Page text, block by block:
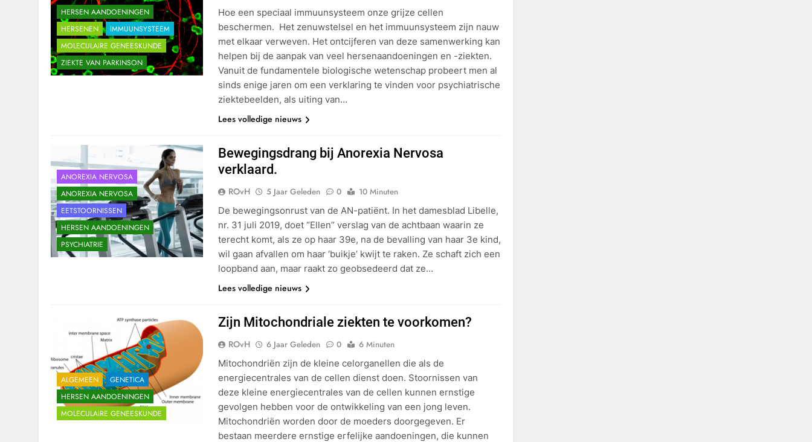
HERSEN AANDOENINGEN
HERSENEN
IMMUUNSYSTEEM
MOLECULAIRE GENEESKUNDE
ZIEKTE VAN PARKINSON
Hoe een speciaal immuunsysteem onze grijze cellen
beschermen. Het zenuwstelsel en het immuunsysteem zijn nauw
met elkaar verweven. Het ontcijferen van deze samenwerking kan
helpen bij de aanpak van veel hersenaandoeningen en -ziekten.
Vanuit de fundamentele biologische wetenschap probeert men al
sinds enige jaren om een verklaring te vinden voor psychiatrische
ziektebeelden, als uiting van…
Lees volledige nieuws
ANOREXIA NERVOSA
ANOREXIA NERVOSA
EETSTOORNISSEN
HERSEN AANDOENINGEN
PSYCHIATRIE
Bewegingsdrang bij Anorexia Nervosa
verklaard.
ROvH 5 Jaar Geleden 0
10 Minuten
De bewegingsonrust van de AN-patiënt. In het damesblad Libelle,
nr. 31 juli 2019, doet “Ellen” verslag van de achtbaan waarin ze
terecht komt, als ze op haar 39e, na de bevalling van haar 3e kind,
wil gaan afvallen om haar ‘buikje’ kwijt te raken. Ze schaft zich een
loopband aan, maar raakt zo geobsedeerd dat ze…
Lees volledige nieuws
ALGEMEEN
GENETICA
HERSEN AANDOENINGEN
MOLECULAIRE GENEESKUNDE
Zijn Mitochondriale ziekten te voorkomen?
ROvH 6 Jaar Geleden 0
6 Minuten
Mitochondriën zijn de kleine celorganellen die als de
energiecentrales van de cellen dienst doen. Stoornissen van
deze kleine energiecentrales van de cellen kunnen ernstige
gevolgen hebben voor de ontwikkeling van een jong leven.
Mitochondriën worden door de moeders doorgegeven. Er
bestaan meerdere ernstige erfelijke aandoeningen, die kunnen